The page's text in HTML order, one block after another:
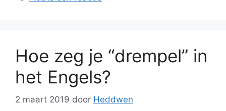
Hoe zeg je “drempel” in
het Engels?
2 maart 2019 door Heddwen